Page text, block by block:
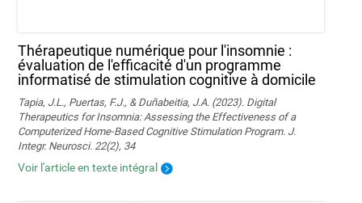
Thérapeutique numérique pour l'insomnie :
évaluation de l'efficacité d'un programme
informatisé de stimulation cognitive à domicile
Tapia, J.L., Puertas, F.J., & Duñabeitia, J.A. (2023). Digital
Therapeutics for Insomnia: Assessing the Effectiveness of a
Computerized Home-Based Cognitive Stimulation Program. J.
Integr. Neurosci. 22(2), 34
Voir l'article en texte intégral